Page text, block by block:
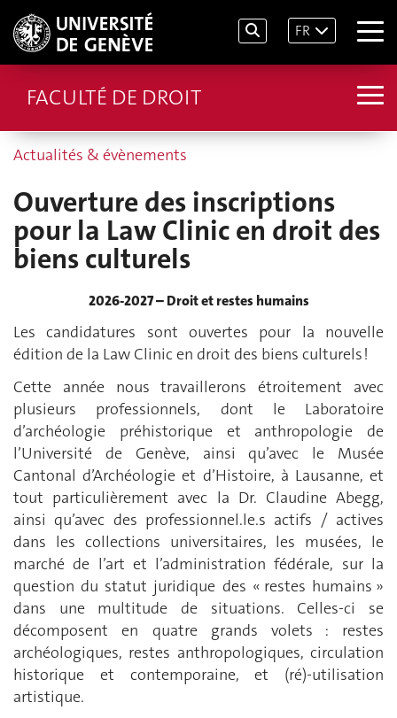
FR
FACULTÉ DE DROIT
Actualités & évènements
Ouverture des inscriptions
pour la Law Clinic en droit des
biens culturels
2026-2027 – Droit et restes humains
Les candidatures sont ouvertes pour la nouvelle
édition de la Law Clinic en droit des biens culturels !
Cette année nous travaillerons étroitement avec
plusieurs professionnels, dont le Laboratoire
d’archéologie préhistorique et anthropologie de
l’Université de Genève, ainsi qu’avec le Musée
Cantonal d’Archéologie et d’Histoire, à Lausanne, et
tout particulièrement avec la Dr. Claudine Abegg,
ainsi qu’avec des professionnel.le.s actifs / actives
dans les collections universitaires, les musées, le
marché de l’art et l’administration fédérale, sur la
question du statut juridique des « restes humains »
dans une multitude de situations. Celles-ci se
décomposent en quatre grands volets : restes
archéologiques, restes anthropologiques, circulation
historique et contemporaine, et (ré)-utilisation
artistique.